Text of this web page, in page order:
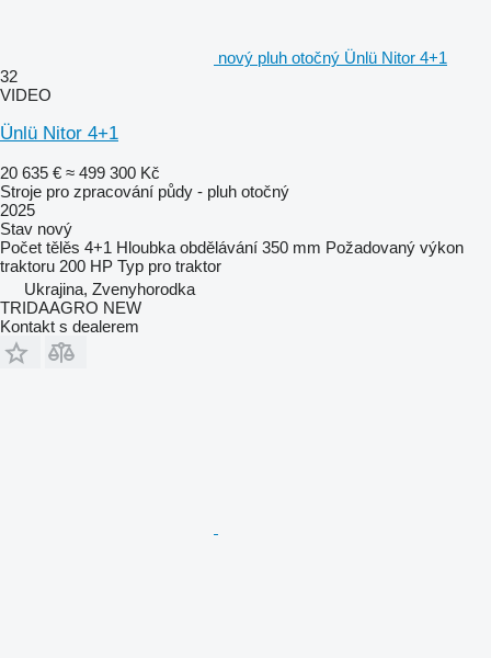
nový pluh otočný Ünlü Nitor 4+1
32
VIDEO
Ünlü Nitor 4+1
20 635 € ≈ 499 300 Kč
Stroje pro zpracování půdy - pluh otočný
2025
Stav nový
Počet tělěs 4+1 Hloubka obdělávání 350 mm Požadovaný výkon
traktoru 200 HP Typ pro traktor
Ukrajina, Zvenyhorodka
TRIDAAGRO NEW
Kontakt s dealerem